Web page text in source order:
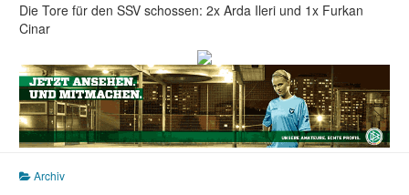
Die Tore für den SSV schossen: 2x Arda Ileri und 1x Furkan
Cinar
Archiv